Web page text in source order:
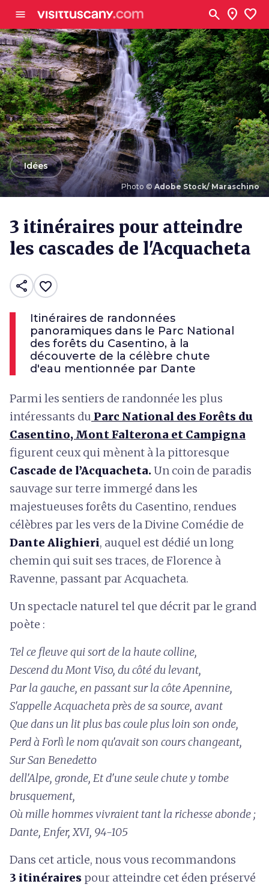
menu search location_on favorite
Photo ©Adobe Stock/ Maraschino
arrow_backIdées
3 itinéraires pour atteindre
les cascades de l'Acquacheta
share favorite_border
Itinéraires de randonnées
panoramiques dans le Parc National
des forêts du Casentino, à la
découverte de la célèbre chute
d'eau mentionnée par Dante
Parmi les sentiers de randonnée les plus
intéressants du Parc National des Forêts du
Casentino, Mont Falterona et Campigna
figurent ceux qui mènent à la pittoresque
Cascade de l’Acquacheta.Un coin de paradis
sauvage sur terre immergé dans les
majestueuses forêts du Casentino, rendues
célèbres par les vers de la Divine Comédie de
Dante Alighieri, auquel est dédié un long
chemin qui suit ses traces, de Florence à
Ravenne, passant par Acquacheta.
Un spectacle naturel tel que décrit par le grand
poète :
Tel ce fleuve qui sort de la haute colline,
Descend du Mont Viso, du côté du levant,
Par la gauche, en passant sur la côte Apennine,
S'appelle Acquacheta près de sa source, avant
Que dans un lit plus bas coule plus loin son onde,
Perd à Forlì le nom qu'avait son cours changeant,
Sur San Benedetto
dell'Alpe, gronde, Et d'une seule chute y tombe
brusquement,
Où mille hommes vivraient tant la richesse abonde ;
Dante, Enfer, XVI, 94-105
Dans cet article, nous vous recommandons
3 itinéraires pour atteindre cet éden préservé